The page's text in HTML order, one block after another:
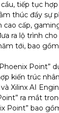
tiếp tục
thúc đẩy sự
cao cấp,
ra lộ trình
tới, bao
Point”
kiến trúc
Xilinx AI
ra mắt
Point” bao